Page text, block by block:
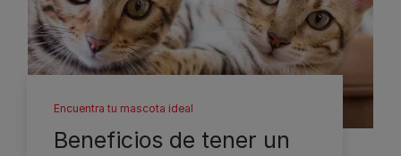
Encuentra tu mascota ideal
Beneficios de tener un